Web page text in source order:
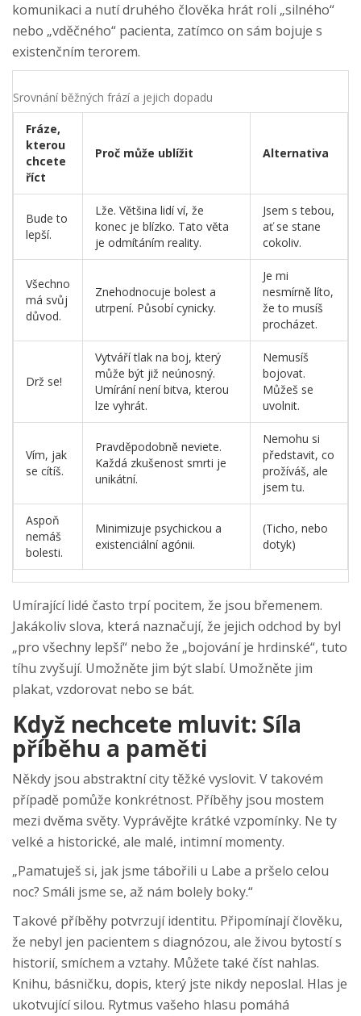
komunikaci a nutí druhého člověka hrát roli „silného“
nebo „vděčného“ pacienta, zatímco on sám bojuje s
existenčním terorem.
Srovnání běžných frází a jejich dopadu
Fráze,
kterou
chcete
říct
Proč může ublížit Alternativa
Bude to
lepší.
Lže. Většina lidí ví, že
konec je blízko. Tato věta
je odmítáním reality.
Jsem s tebou,
ať se stane
cokoliv.
Všechno
má svůj
důvod.
Znehodnocuje bolest a
utrpení. Působí cynicky.
Je mi
nesmírně líto,
že to musíš
procházet.
Drž se!
Vytváří tlak na boj, který
může být již neúnosný.
Umírání není bitva, kterou
lze vyhrát.
Nemusíš
bojovat.
Můžeš se
uvolnit.
Vím, jak
se cítíš.
Pravděpodobně neviete.
Každá zkušenost smrti je
unikátní.
Nemohu si
představit, co
prožíváš, ale
jsem tu.
Aspoň
nemáš
bolesti.
Minimizuje psychickou a
existenciální agónii.
(Ticho, nebo
dotyk)
Umírající lidé často trpí pocitem, že jsou břemenem.
Jakákoliv slova, která naznačují, že jejich odchod by byl
„pro všechny lepší“ nebo že „bojování je hrdinské“, tuto
tíhu zvyšují. Umožněte jim být slabí. Umožněte jim
plakat, vzdorovat nebo se bát.
Když nechcete mluvit: Síla
příběhu a paměti
Někdy jsou abstraktní city těžké vyslovit. V takovém
případě pomůže konkrétnost. Příběhy jsou mostem
mezi dvěma světy. Vyprávějte krátké vzpomínky. Ne ty
velké a historické, ale malé, intimní momenty.
„Pamatuješ si, jak jsme tábořili u Labe a pršelo celou
noc? Smáli jsme se, až nám bolely boky.“
Takové příběhy potvrzují identitu. Připomínají člověku,
že nebyl jen pacientem s diagnózou, ale živou bytostí s
historií, smíchem a vztahy. Můžete také číst nahlas.
Knihu, básničku, dopis, který jste nikdy neposlal. Hlas je
ukotvující silou. Rytmus vašeho hlasu pomáhá